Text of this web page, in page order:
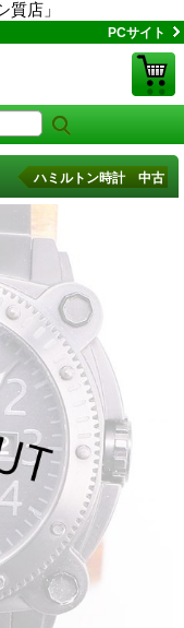
店」
PCサイト
ハミルトン時計 中古